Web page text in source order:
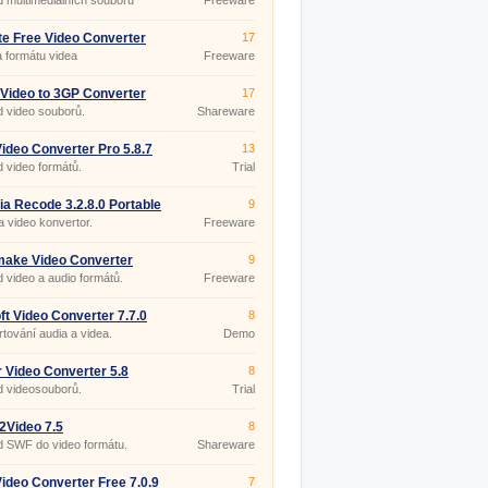
Free Video Converter
formátu videa
17
Freeware
to 3GP Converter
video souborů.
17
Shareware
Converter Pro 5.8.7
video formátů.
13
Trial
Recode 3.2.8.0 Portable
video konvertor.
9
Freeware
Video Converter
video a audio formátů.
9
Freeware
Video Converter 7.7.0
audia a videa.
8
Demo
Video Converter 5.8
videosouborů.
8
Trial
7.5
SWF do video formátu.
8
Shareware
Converter Free 7.0.9
7